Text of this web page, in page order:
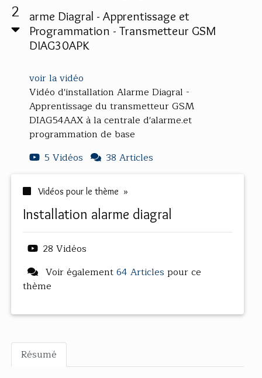
2
arme Diagral - Apprentissage et
Programmation - Transmetteur GSM
DIAG30APK
voir la vidéo
Vidéo d'installation Alarme Diagral -
Apprentissage du transmetteur GSM
DIAG54AAX à la centrale d'alarme.et
programmation de base
5 Vidéos
38 Articles
Vidéos pour le thème »
installation alarme diagral
28 Vidéos
Voir également64 Articles pour ce
thème
Résumé